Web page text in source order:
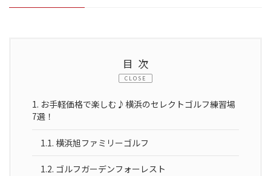
目次
CLOSE
1. お手軽価格で楽しむ♪横浜のセレクトゴルフ練習場
7選！
1.1. 横浜旭ファミリーゴルフ
1.2. ゴルフガーデンフォーレスト